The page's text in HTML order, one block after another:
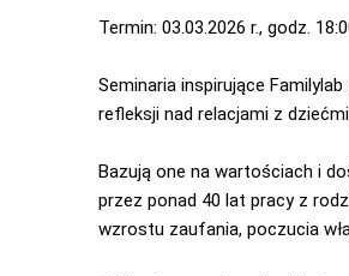
Termin: 03.03.2026 r., godz.
Seminaria inspirujące
refleksji nad relacjami z
Bazują one na wartościach i
przez ponad 40 lat pracy z
wzrostu zaufania, poczucia